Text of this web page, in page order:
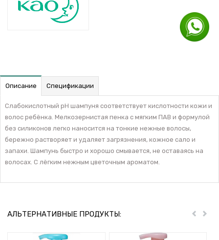
Описание Спецификации
Слабокислотный pH шампуня соответствует кислотности кожи и
волос ребёнка. Мелкозернистая пенка с мягким ПАВ и формулой
без силиконов легко наносится на тонкие нежные волосы,
бережно растворяет и удаляет загрязнения, кожное сало и
запахи. Шампунь быстро и хорошо смывается, не оставаясь на
волосах. С лёгким нежным цветочным ароматом.
АЛЬТЕРНАТИВНЫЕ ПРОДУКТЫ: Пред